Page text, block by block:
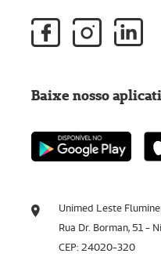
Unimed Leste
Rua Dr. Borman, 51 -
CEP: 24020-320
Baixe nosso